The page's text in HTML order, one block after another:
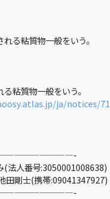
る粘質物一般をいう。
粘質物一般をいう。
ja/notices/71
(法人番号:3050001008638)
田剛士(携帯:09041347927)